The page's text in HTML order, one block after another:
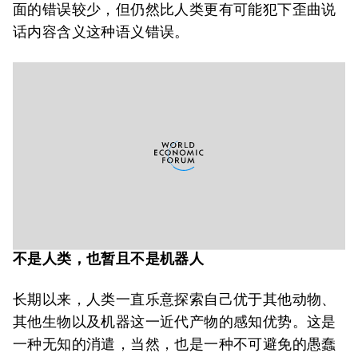
面的错误较少，但仍然比人类更有可能犯下歪曲说
话内容含义这种语义错误。
不是人类，也暂且不是机器人
长期以来，人类一直乐意探索自己优于其他动物、
其他生物以及机器这一近代产物的感知优势。这是
一种无知的消遣，当然，也是一种不可避免的愚蠢